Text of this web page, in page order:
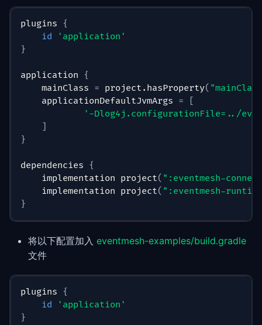
plugins {
id
'application'
}
application {
    mainClass
= project.hasProperty(
    applicationDefaultJvmArgs
=
[
'-Dlog4j.configurationFile=../
]
}
dependencies {
    implementation project
( ":eventmesh-
    implementation project
( ":eventmesh-
}
将以下配置加入 eventmesh-examples/build.gradle
文件
plugins {
id
'application'
}